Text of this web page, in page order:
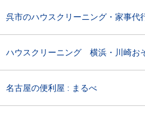
呉市のハウスクリーニング・家事代
ハウスクリーニング 横浜・川崎お
名古屋の便利屋 : まるべ